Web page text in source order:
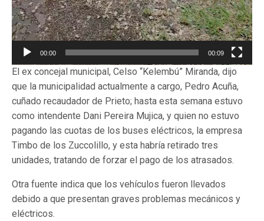
00:00 00:09
El ex concejal municipal, Celso “Kelembú” Miranda, dijo
que la municipalidad actualmente a cargo, Pedro Acuña,
cuñado recaudador de Prieto; hasta esta semana estuvo
como intendente Dani Pereira Mujica, y quien no estuvo
pagando las cuotas de los buses eléctricos, la empresa
Timbo de los Zuccolillo, y esta habría retirado tres
unidades, tratando de forzar el pago de los atrasados.
Otra fuente indica que los vehículos fueron llevados
debido a que presentan graves problemas mecánicos y
eléctricos.